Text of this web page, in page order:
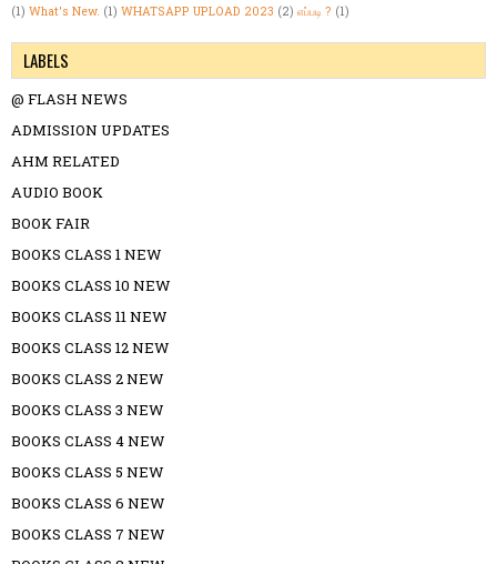
(1) What's New. (1) WHATSAPP UPLOAD 2023 (2) எப்படி ? (1)
LABELS
@ FLASH NEWS
ADMISSION UPDATES
AHM RELATED
AUDIO BOOK
BOOK FAIR
BOOKS CLASS 1 NEW
BOOKS CLASS 10 NEW
BOOKS CLASS 11 NEW
BOOKS CLASS 12 NEW
BOOKS CLASS 2 NEW
BOOKS CLASS 3 NEW
BOOKS CLASS 4 NEW
BOOKS CLASS 5 NEW
BOOKS CLASS 6 NEW
BOOKS CLASS 7 NEW